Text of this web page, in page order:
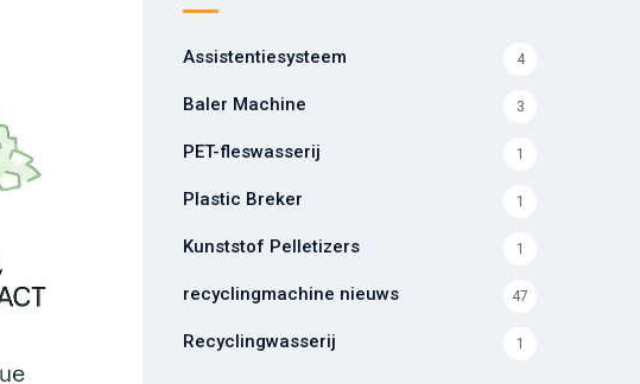
Assistentiesysteem 4
Baler Machine 3
PET-fleswasserij 1
Plastic Breker 1
Kunststof Pelletizers 1
recyclingmachine nieuws 47
Recyclingwasserij 1